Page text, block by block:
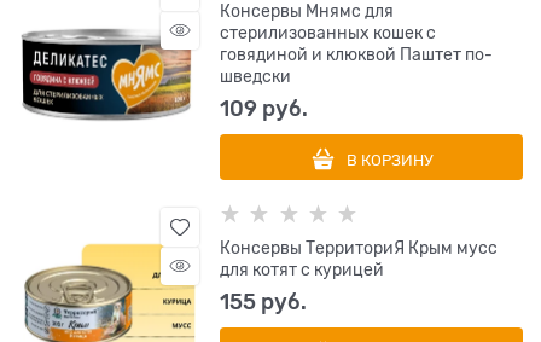
Консервы Мнямс для
стерилизованных кошек с
говядиной и клюквой Паштет по-
шведски
109 руб.
В КОРЗИНУ
Консервы ТерриториЯ Крым мусс
для котят с курицей
155 руб.